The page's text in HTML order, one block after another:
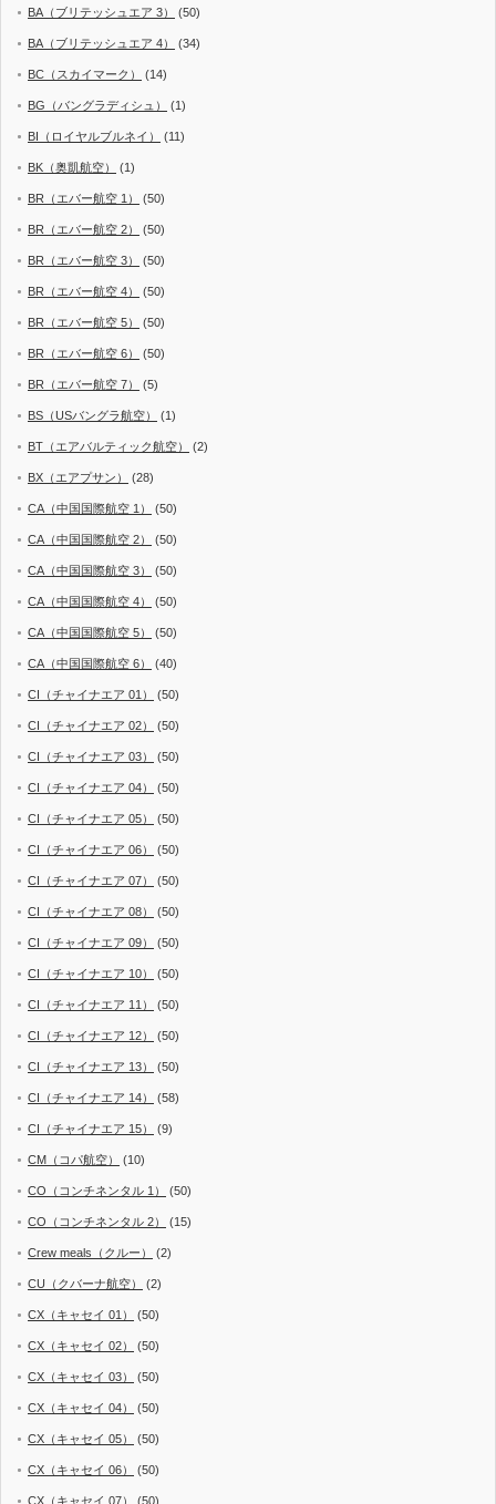
BA（ブリテッシュエア 3） (50)
BA（ブリテッシュエア 4） (34)
BC（スカイマーク） (14)
BG（バングラディシュ） (1)
BI（ロイヤルブルネイ） (11)
BK（奥凱航空） (1)
BR（エバー航空 1） (50)
BR（エバー航空 2） (50)
BR（エバー航空 3） (50)
BR（エバー航空 4） (50)
BR（エバー航空 5） (50)
BR（エバー航空 6） (50)
BR（エバー航空 7） (5)
BS（USバングラ航空） (1)
BT（エアバルティック航空） (2)
BX（エアプサン） (28)
CA（中国国際航空 1） (50)
CA（中国国際航空 2） (50)
CA（中国国際航空 3） (50)
CA（中国国際航空 4） (50)
CA（中国国際航空 5） (50)
CA（中国国際航空 6） (40)
CI（チャイナエア 01） (50)
CI（チャイナエア 02） (50)
CI（チャイナエア 03） (50)
CI（チャイナエア 04） (50)
CI（チャイナエア 05） (50)
CI（チャイナエア 06） (50)
CI（チャイナエア 07） (50)
CI（チャイナエア 08） (50)
CI（チャイナエア 09） (50)
CI（チャイナエア 10） (50)
CI（チャイナエア 11） (50)
CI（チャイナエア 12） (50)
CI（チャイナエア 13） (50)
CI（チャイナエア 14） (58)
CI（チャイナエア 15） (9)
CM（コパ航空） (10)
CO（コンチネンタル 1） (50)
CO（コンチネンタル 2） (15)
Crew meals（クルー） (2)
CU（クバーナ航空） (2)
CX（キャセイ 01） (50)
CX（キャセイ 02） (50)
CX（キャセイ 03） (50)
CX（キャセイ 04） (50)
CX（キャセイ 05） (50)
CX（キャセイ 06） (50)
CX（キャセイ 07） (50)